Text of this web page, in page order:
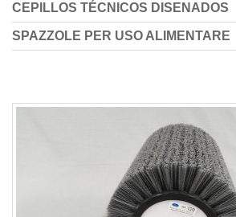
CEPILLOS TÉCNICOS DISENADOS
SPAZZOLE PER USO ALIMENTARE